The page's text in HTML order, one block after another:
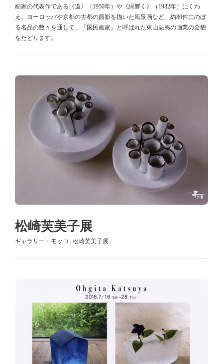
画家の代表作である《道》（1950年）や《緑響く》（1982年）にくわ
え、ヨーロッパや京都の古都の面影を描いた風景画など、約80件にのぼ
る名品の数々を通して、「国民画家」と呼ばれた東山魁夷の画業の全貌
をたどります。
松崎芙美子展
ギャラリー・モッコ | 松崎芙美子展